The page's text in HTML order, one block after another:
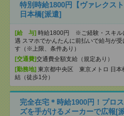
特別時給1800円【ヴァレクス
日本橋[派遣]
[給 与] 時給1800円 ※ご経験・スキル
遇 スマホでかんたんに前払いで給与が受
す（※上限、条件あり）
[交通費]交通費全額支給（規定あり）
[勤務地] 東京都中央区 東京メトロ 日本
結（徒歩1分）
完全在宅＊時給1900円！プロ
ズを手がけるメーカーで広報[